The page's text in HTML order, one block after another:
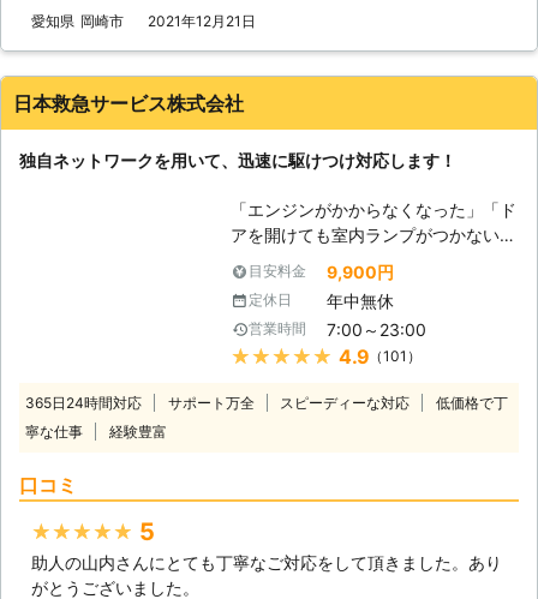
しているので、お客様からお電話いた
到着時間は約30分なので、早く車を
動くようにしたい方にこそご利用いた
の方法を用いてお客様のお悩みを解決
テリーの問題を解決するのか？】 弊
社はジャンプスタートを使ってお客様
のカーバッテリーへ電力を注入しま
す。ジャンプスタートとは、弊社の自
動車を使ってお客様のバッテリーと接
続することです。 もし、それで解決
できなかった場合、バッテリーが寿命
の可能性があります。そんなときは、
車のバッテリーを交換いたしますので
ッテリーに関するお悩みがありました
愛知県 岡崎市 2021年12月21日
日本救急サービス株式会社
独自ネットワークを用いて、迅速に駆けつけ対応します！
「エンジンがかからなくなった」「ド
アを開けても室内ランプがつかない」
バッテリーが上がってしまうと車にこ
のような症状があらわれます。 バッ
テリーが上がる＝バッテリーに蓄電さ
れている電気がないので車を動かすこ
とができなくなります。 普段は動い
困りますし、慣れていない方はパニッ
にも「救急」とありますように、緊急
目安料金 9,900円
定休日 年中無休
営業時間 7:00～23:00
★★★★★ 4.9 （101）
365日24時間対応 サポート万全 スピーディーな対応
低価格で丁
寧な仕事
経験豊富
口コミ
★★★★★ 5
助人の山内さんにとても丁寧なご対応をして頂きました。あり
がとうございました。